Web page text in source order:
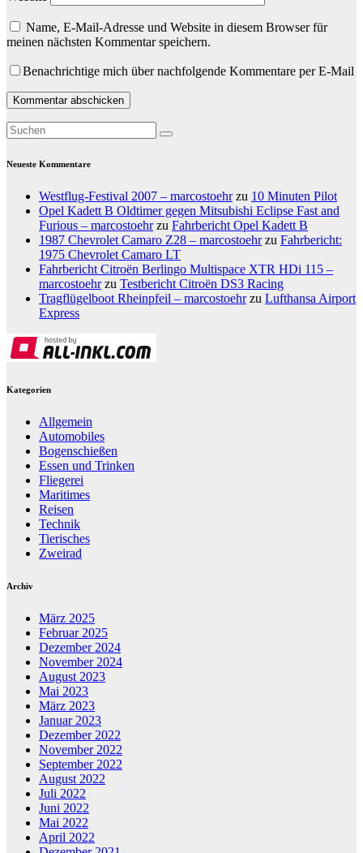
Name, E-Mail-Adresse und Website in diesem Browser für
meinen nächsten Kommentar speichern.
Benachrichtige mich über nachfolgende Kommentare per E-Mail
Neueste Kommentare
Westflug-Festival 2007 – marcostoehrzu 10 Minuten Pilot
Opel Kadett B Oldtimer gegen Mitsubishi Eclipse Fast and
Furious – marcostoehrzu Fahrbericht Opel Kadett B
1987 Chevrolet Camaro Z28 – marcostoehrzu Fahrbericht:
1975 Chevrolet Camaro LT
Fahrbericht Citroën Berlingo Multispace XTR HDi 115 –
marcostoehrzu Testbericht Citroën DS3 Racing
Tragflügelboot Rheinpfeil – marcostoehrzu Lufthansa Airport
Express
Kategorien
Allgemein
Automobiles
Bogenschießen
Essen und Trinken
Fliegerei
Maritimes
Reisen
Technik
Tierisches
Zweirad
Archiv
März 2025
Februar 2025
Dezember 2024
November 2024
August 2023
Mai 2023
März 2023
Januar 2023
Dezember 2022
November 2022
September 2022
August 2022
Juli 2022
Juni 2022
Mai 2022
April 2022